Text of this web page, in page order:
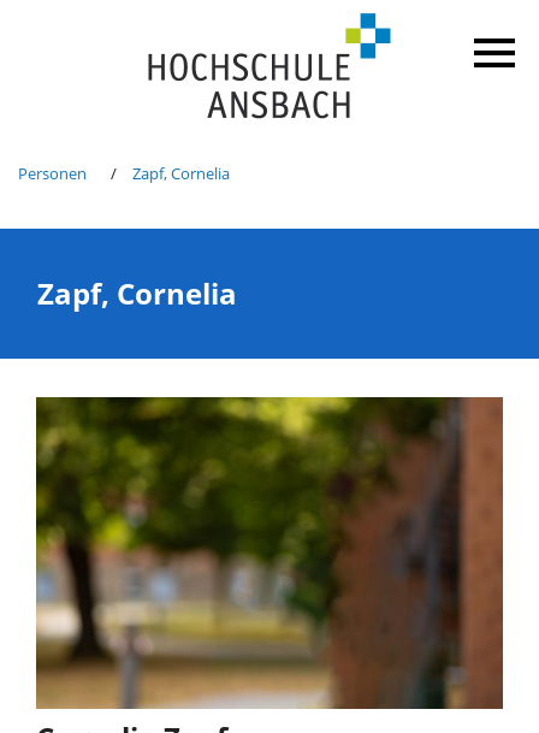
Personen Zapf, Cornelia
Zapf, Cornelia